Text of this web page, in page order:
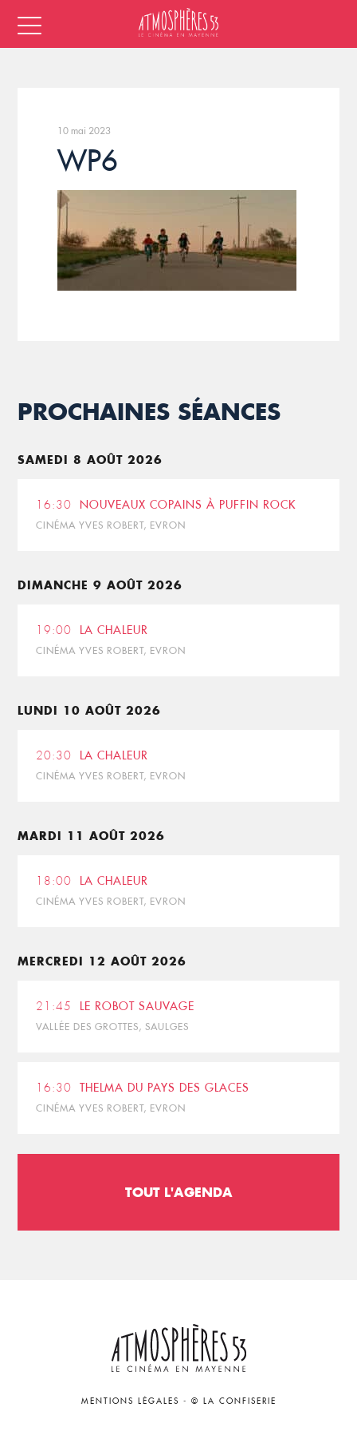
10 mai 2023
WP6
PROCHAINES SÉANCES
SAMEDI 8 AOÛT 2026
16:30 NOUVEAUX COPAINS À PUFFIN ROCK
CINÉMA YVES ROBERT, EVRON
DIMANCHE 9 AOÛT 2026
19:00 LA CHALEUR
CINÉMA YVES ROBERT, EVRON
LUNDI 10 AOÛT 2026
20:30 LA CHALEUR
CINÉMA YVES ROBERT, EVRON
MARDI 11 AOÛT 2026
18:00 LA CHALEUR
CINÉMA YVES ROBERT, EVRON
MERCREDI 12 AOÛT 2026
21:45 LE ROBOT SAUVAGE
VALLÉE DES GROTTES, SAULGES
16:30 THELMA DU PAYS DES GLACES
CINÉMA YVES ROBERT, EVRON
TOUT L'AGENDA
MENTIONS LÉGALES - © LA CONFISERIE